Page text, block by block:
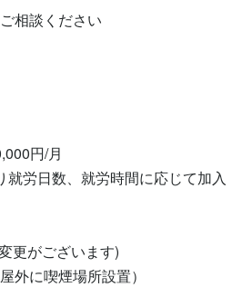
相談ください
円/月
労日数、就労時間に応じて加入
更がございます)
外に喫煙場所設置）